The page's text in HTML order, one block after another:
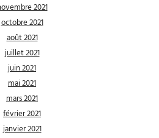
2021
octobre 2021
août 2021
juillet 2021
juin 2021
mai 2021
mars 2021
février 2021
janvier 2021